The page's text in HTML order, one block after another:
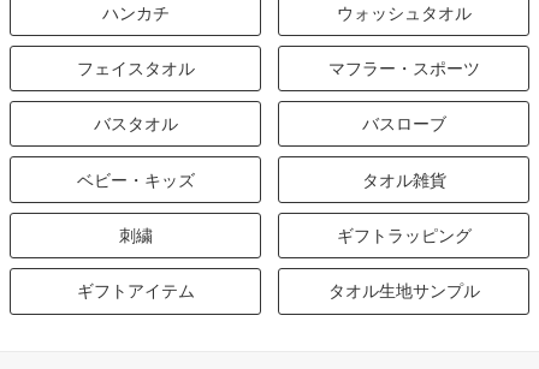
ハンカチ ウォッシュタオル
フェイスタオル マフラー・スポーツ
バスタオル バスローブ
ベビー・キッズ タオル雑貨
刺繍 ギフトラッピング
ギフトアイテム タオル生地サンプル